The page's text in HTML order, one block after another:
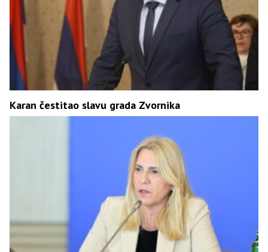
Karan čestitao slavu grada Zvornika